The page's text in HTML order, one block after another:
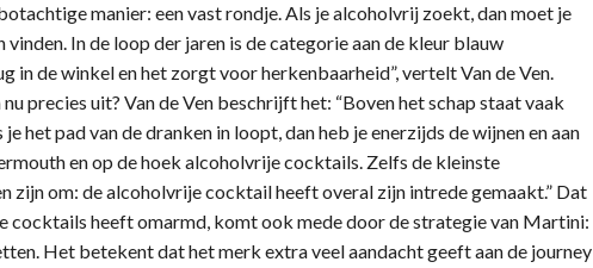
manier: een vast rondje. Als je alcoholvrij zoekt, dan moet je
In de loop der jaren is de categorie aan de kleur blauw
in de winkel en het zorgt voor herkenbaarheid”, vertelt Van de Ven.
precies uit? Van de Ven beschrijft het: “Boven het schap staat vaak
het pad van de dranken in loopt, dan heb je enerzijds de wijnen en aan
en op de hoek alcoholvrije cocktails. Zelfs de kleinste
zijn om: de alcoholvrije cocktail heeft overal zijn intrede gemaakt.” Dat
cocktails heeft omarmd, komt ook mede door de strategie van Martini:
Het betekent dat het merk extra veel aandacht geeft aan de journey